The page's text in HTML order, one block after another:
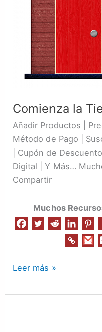
Comienza la
Añadir Productos |
Método de Pago |
| Cupón de
Digital | Y Más…
Compartir
Muchos
Leer más »